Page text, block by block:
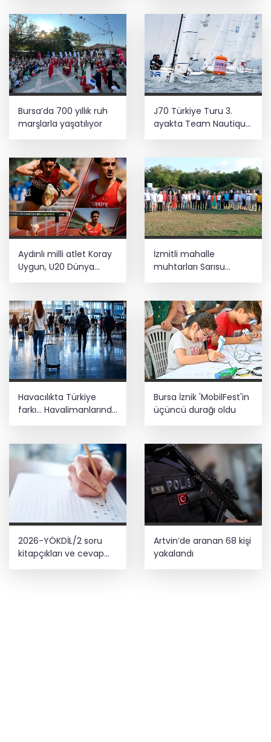
Bursa’da 700 yıllık ruh
marşlarla yaşatılıyor
J70 Türkiye Turu 3.
ayakta Team Nautique
Aydınlı milli atlet Koray
Uygun, U20 Dünya
İzmitli mahalle
muhtarları Sarısu
Havacılıkta Türkiye
farkı... Havalimanlarında
7 ayda 138,7 milyon
Bursa İznik 'MobilFest'in
üçüncü durağı oldu
2026-YÖKDİL/2 soru
kitapçıkları ve cevap
Artvin’de aranan 68 kişi
yakalandı